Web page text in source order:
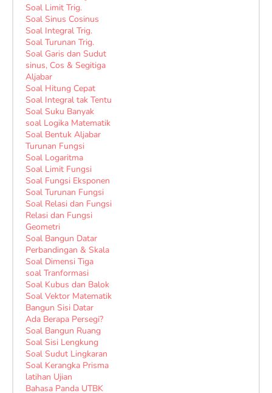
Soal Limit Trig.
Soal Sinus Cosinus
Soal Integral Trig.
Soal Turunan Trig.
Soal Garis dan Sudut
sinus, Cos & Segitiga
Aljabar
Soal Hitung Cepat
Soal Integral tak Tentu
Soal Suku Banyak
soal Logika Matematik
Soal Bentuk Aljabar
Turunan Fungsi
Soal Logaritma
Soal Limit Fungsi
Soal Fungsi Eksponen
Soal Turunan Fungsi
Soal Relasi dan Fungsi
Relasi dan Fungsi
Geometri
Soal Bangun Datar
Perbandingan & Skala
Soal Dimensi Tiga
soal Tranformasi
Soal Kubus dan Balok
Soal Vektor Matematik
Bangun Sisi Datar
Ada Berapa Persegi?
Soal Bangun Ruang
Soal Sisi Lengkung
Soal Sudut Lingkaran
Soal Kerangka Prisma
latihan Ujian
Bahasa Panda UTBK